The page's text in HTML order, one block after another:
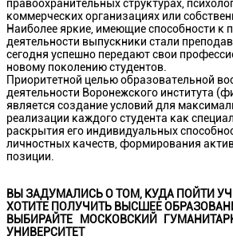
правоохранительных структурах,
коммерческих организациях или
Наиболее яркие, имеющие способности к
деятельности выпускники стали
сегодня успешно передают свои
новому поколению студентов.
Приоритетной целью образовательной
деятельности Воронежского института
является создание условий для
реализации каждого студента как
раскрытия его индивидуальных
личностных качеств, формирования
позиции.
ВЫ ЗАДУМАЛИСЬ О ТОМ, КУДА ПОЙТИ
ХОТИТЕ ПОЛУЧИТЬ ВЫСШЕЕ
ВЫБИРАЙТЕ МОСКОВСКИЙ
УНИВЕРСИТЕТ